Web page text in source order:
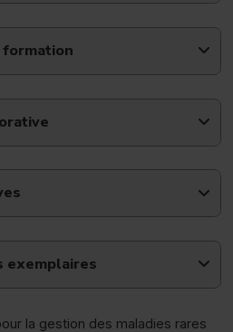
exemplaires
la gestion des maladies rares